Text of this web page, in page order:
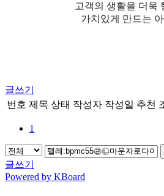
고객의 생활을 더욱
가치있게 만드는
글쓰기
번호 제목 상태 작성자 작성일 추천
1
글쓰기
Powered by KBoard